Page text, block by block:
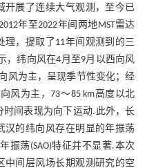
开展了连续大气观测，至今已
年至2022年间两地MST雷达
理，提取了11年间观测到的三
，纬向风在4月至9月以西向风
风为主，呈现季节性变化；经
风为主，73～85 km高度以北
时间表现为向下运动.此外，长
汉的纬向风存在明显的年振荡
振荡(SAO)特征并不显著.本次
中间层风场长期观测研究的空